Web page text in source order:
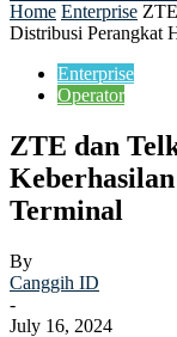
Home Enterprise
Distribusi Perangkat
Enterprise
Operator
ZTE dan
Terminal
By
Canggih ID
-
July 16, 2024